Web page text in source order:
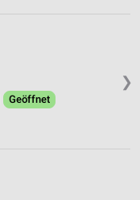
❯
Geöffnet